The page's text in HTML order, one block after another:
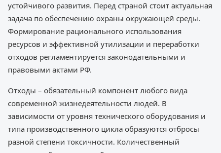
устойчивого развития. Перед страной стоит актуальная
задача по обеспечению охраны окружающей среды.
Формирование рационального использования
ресурсов и эффективной утилизации и переработки
отходов регламентируется законодательными и
правовыми актами РФ.
Отходы – обязательный компонент любого вида
современной жизнедеятельности людей. В
зависимости от уровня технического оборудования и
типа производственного цикла образуются отбросы
разной степени токсичности. Количественный